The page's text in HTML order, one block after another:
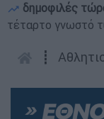
δημοφιλές
τέταρτο γνωστό
┋